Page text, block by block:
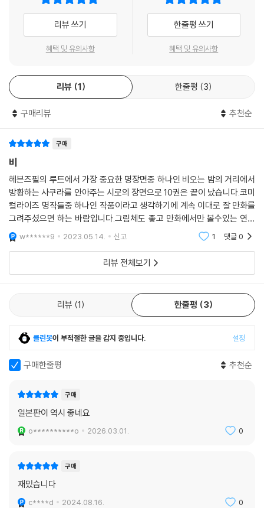
리뷰 쓰기
혜택 및 유의사항
한줄평 쓰기
혜택 및 유의사항
리뷰 1 한줄평 3
구매리뷰 추천순
구매
비
헤븐즈필의 루트에서 가장 중요한 명장면중 하나인 비오는 밤의 거리에서
방황하는 사쿠라를 안아주는 시로의 장면으로 10권은 끝이 났습니다.코미
컬라이즈 명작들중 하나인 작품이라고 생각하기에 계속 이대로 잘 만화를
그려주셨으면 하는 바람입니다.그림체도 좋고 만화에서만 볼수있는 연출
같은것도 잘 써주셔서 이미 다른 미디어 믹스를 통해 접하신 분들도 재밌
게 보실 수 있으실
w******9 2023.05.14. 신고 1 댓글0
리뷰 전체보기
리뷰 1 한줄평 3
클린봇이 부적절한 글을 감지 중입니다. 설정
구매한줄평 추천순
구매
일본판이 역시 좋네요
o**********o 2026.03.01. 0
구매
재밌습니다
c****d 2024.08.16. 0